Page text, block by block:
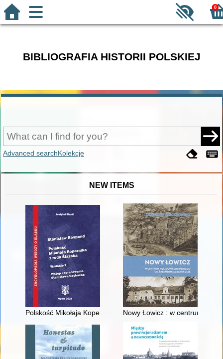
0
BIBLIOGRAFIA HISTORII POLSKIEJ
Advanced searchKolekcje
NEW ITEMS
Polskość Mikołaja Kopernika z rodu ŚlązakaNowy Łowicz : w centrum